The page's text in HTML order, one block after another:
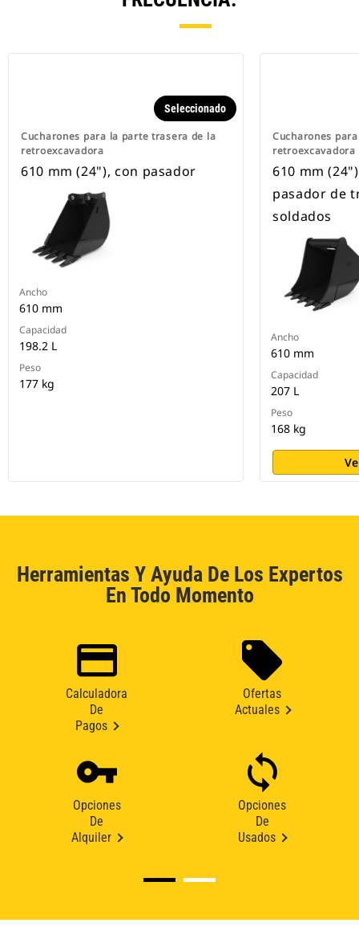
Cucharones para la parte trasera de la
retroexcavadora
Seleccionado
610 mm (24"), con pasador
Ancho
610 mm
Capacidad
198.2 L
Peso
177 kg
Cucharones
retroexcavadora
610 mm
pasador de
soldados
Ancho
610 mm
Capacidad
207 L
Peso
168 kg
Herramientas Y Ayuda De Los Expertos
En Todo Momento
Calculadora
De
Pagos
Ofertas
Actuales
Opciones
De
Alquiler
Opciones
De
Usados